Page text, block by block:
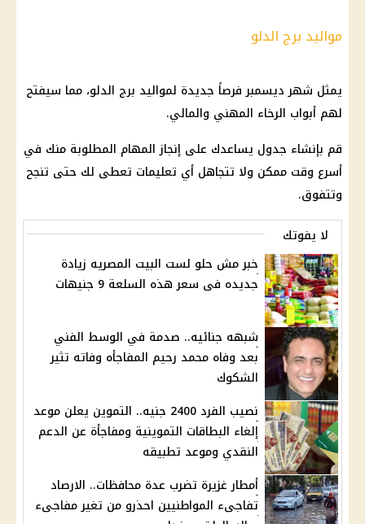
مواليد برج الدلو
يمثل شهر ديسمبر فرصاً جديدة لمواليد برج الدلو، مما سيفتح
لهم أبواب الرخاء المهني والمالي.
قم بإنشاء جدول يساعدك على إنجاز المهام المطلوبة منك في
أسرع وقت ممكن ولا تتجاهل أي تعليمات تعطى لك حتى تنجح
وتتفوق.
لا يفوتك
خبر مش حلو لست البيت المصريه زيادة
جديده فى سعر هذه السلعة 9 جنيهات
شبهه جنائيه.. صدمة في الوسط الفني
بعد وفاه محمد رحيم المفاجأه وفاته تثير
الشكوك
نصيب الفرد 2400 جنيه.. التموين يعلن موعد
إلغاء البطاقات التموينية ومفاجأة عن الدعم
النقدي وموعد تطبيقه
أمطار غزيرة تضرب عدة محافظات.. الارصاد
تفاجىء المواطنيين احذرو من تغير مفاجىء